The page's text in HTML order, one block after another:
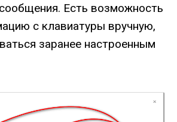
Есть возможность
с клавиатуры вручную,
заранее настроенным